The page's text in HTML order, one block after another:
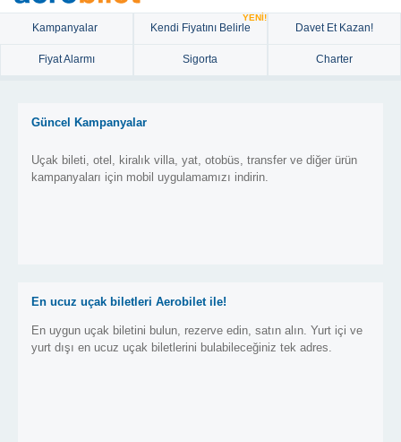
Kampanyalar Kendi Fiyatını Belirle
YENİ!
Davet Et Kazan!
Fiyat Alarmı Sigorta Charter
Güncel Kampanyalar
Uçak bileti, otel, kiralık villa, yat, otobüs, transfer ve diğer ürün
kampanyaları için mobil uygulamamızı indirin.
En ucuz uçak biletleri Aerobilet ile!
En uygun uçak biletini bulun, rezerve edin, satın alın. Yurt içi ve
yurt dışı en ucuz uçak biletlerini bulabileceğiniz tek adres.